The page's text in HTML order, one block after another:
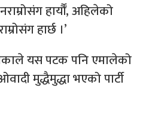
हार्यौँ, अहिलेको
हार्छ ।’
यस पटक पनि एमालेको
मुद्धैमुद्धा भएको पार्टी